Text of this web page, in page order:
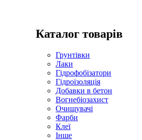
Каталог товарів
Грунтівки
Лаки
Гідрофобізатори
Гідроізоляція
Добавки в бетон
Вогнебіозахист
Очищувачі
Фарби
Клеї
Інше